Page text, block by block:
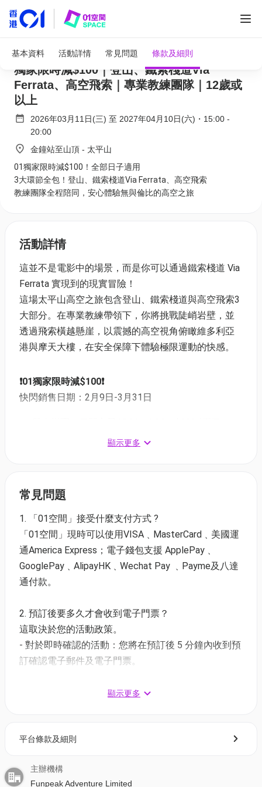
基本資料 活動詳情 常見問題 條款及細則
香港太平山飛索之旅 打卡維港日夜美景｜01
獨家限時減$100｜登山、鐵索棧道Via
Ferrata、高空飛索｜專業教練團隊｜12歲或
以上
2026年03月11日(三) 至 2027年04月10日(六) ・ 15:00 -
20:00
金鐘站至山頂 - 太平山
01獨家限時減$100！全部日子適用
3大環節全包！登山、鐵索棧道Via Ferrata、高空飛索
教練團隊全程陪同，安心體驗無與倫比的高空之旅
活動詳情
這並不是電影中的場景，而是你可以通過鐵索棧道 Via
Ferrata 實現到的現實冒險！
這場太平山高空之旅包含登山、鐵索棧道與高空飛索3
大部分。在專業教練帶領下，你將挑戰陡峭岩壁，並
透過飛索橫越懸崖，以震撼的高空視角俯瞰維多利亞
港與摩天大樓，在安全保障下體驗極限運動的快感。
❗01獨家限時減$100❗
快閃銷售日期：2月9日-3月31日
需同時購買8張門票起｜$680 (原價$780)
8人起自組團｜任約日期｜晚間夜景16:30-20:30｜
需同時購買8張門票起｜$780(原價$880)
*客人需於購買後聯絡主辦機構確認時間兌換，星期六/
日皆有團
正價報名:
單人拼團｜日間市景15:30-19:30｜$780
單人拼團｜晚間夜景16:30-20:30｜$880
8人起自組團｜任約日期｜日間市景15:30-19:30｜
需同時購買8張門票起｜$780
需同時購買8張門票起｜$880
1. 活動費用
備）
3. 教練費
顯示更多
常見問題
1. 「01空間」接受什麼支付方式 ?
「01空間」現時可以使用VISA﹑MasterCard﹑美國運
通America Express；電子錢包支援 ApplePay﹑
GooglePay﹑AlipayHK﹑Wechat Pay ﹑Payme及八達
通付款。
2. 預訂後要多久才會收到電子門票？
這取決於您的活動政策。
- 對於即時確認的活動：您將在預訂後 5 分鐘內收到預
訂確認電子郵件及電子門票。
1 - 3 個工作天內發送到您所登記的電郵地址。
- 會員可以下載《香港01》流動應用程式(APP) ，並以
按「門票」> 點擊相關活動電子門票；
顯示更多
平台條款及細則
主辦機構
Funpeak Adventure Limited